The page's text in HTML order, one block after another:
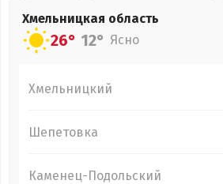
Хмельницкая область
26° 12° Ясно
Хмельницкий
Шепетовка
Каменец-Подольский